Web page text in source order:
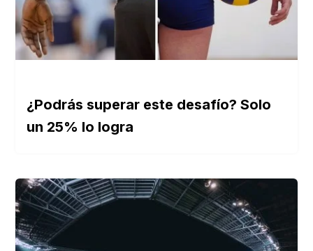
¿Podrás superar este desafío? Solo
un 25% lo logra